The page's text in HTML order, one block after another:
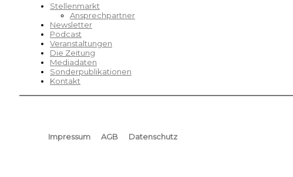
Stellenmarkt
Ansprechpartner
Newsletter
Podcast
Veranstaltungen
Die Zeitung
Mediadaten
Sonderpublikationen
Kontakt
Impressum AGB Datenschutz